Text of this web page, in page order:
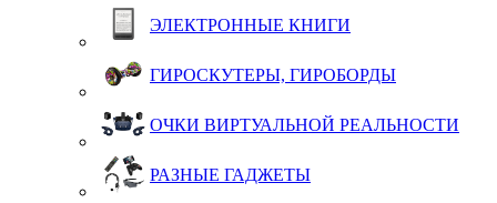
ЭЛЕКТРОННЫЕ КНИГИ
ГИРОСКУТЕРЫ, ГИРОБОРДЫ
ОЧКИ ВИРТУАЛЬНОЙ РЕАЛЬНОСТИ
РАЗНЫЕ ГАДЖЕТЫ